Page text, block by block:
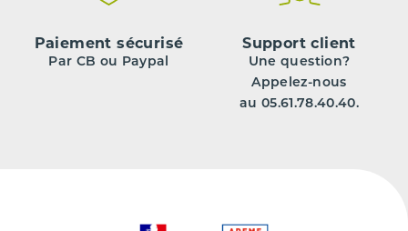
Paiement sécurisé
Par CB ou Paypal
Support client
Une question?
Appelez-nous
au 05.61.78.40.40.